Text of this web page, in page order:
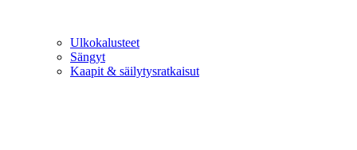
Ulkokalusteet
Sängyt
Kaapit & säilytysratkaisut